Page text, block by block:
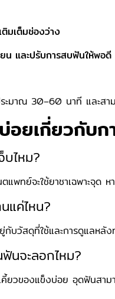
มเต็มช่องว่าง
น และปรับการสบฟันให้พอดี
ระมาณ 30–60 นาที และสา
อยเกี่ยวกับ
บไหม?
แพทย์จะใช้ยาชาเฉพาะจุด
แค่ไหน?
บวัสดุที่ใช้และการดูแลหลัง
นจะลอกไหม?
ยวของแข็งบ่อย อุดฟันสาม